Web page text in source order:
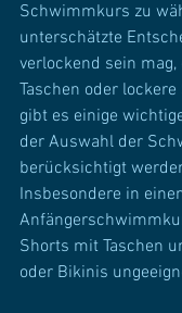
Schwimmkurs zu
unterschätzte
verlockend sein
Taschen oder
gibt es einige
der Auswahl der
berücksichtigt
Insbesondere in
Shorts mit Taschen
oder Bikinis